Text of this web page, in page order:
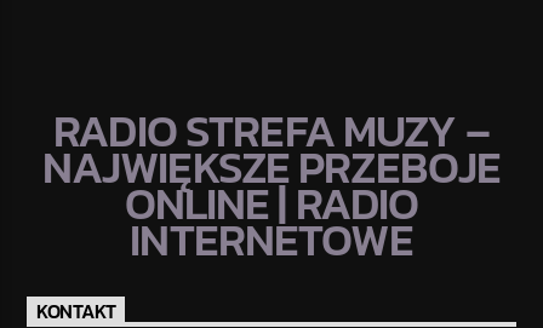
RADIO STREFA MUZY –
NAJWIĘKSZE PRZEBOJE
ONLINE | RADIO
INTERNETOWE
KONTAKT